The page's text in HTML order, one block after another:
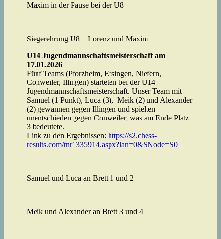
Maxim in der Pause bei der U8
Siegerehrung U8 – Lorenz und Maxim
U14 Jugendmannschaftsmeisterschaft am
17.01.2026
Fünf Teams (Pforzheim, Ersingen, Niefern,
Conweiler, Illingen) starteten bei der U14
Jugendmannschaftsmeisterschaft. Unser Team mit
Samuel (1 Punkt), Luca (3), Meik (2) und Alexander
(2) gewannen gegen Illingen und spielten
unentschieden gegen Conweiler, was am Ende Platz
3 bedeutete.
Link zu den Ergebnissen: https://s2.chess-
results.com/tnr1335914.aspx?lan=0&SNode=S0
Samuel und Luca an Brett 1 und 2
Meik und Alexander an Brett 3 und 4